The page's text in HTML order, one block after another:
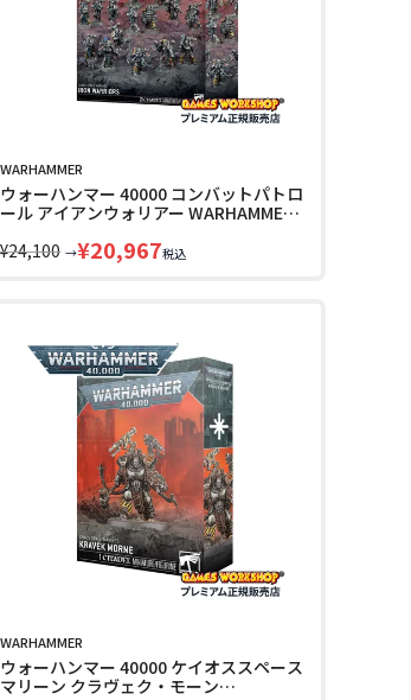
WARHAMMER
ウォーハンマー 40000 コンバットパトロ
ール アイアンウォリアー WARHAMMER
73-434 LINECPN
¥24,100 →¥20,967税込
WARHAMMER
ウォーハンマー 40000 ケイオススペース
マリーン クラヴェク・モーン